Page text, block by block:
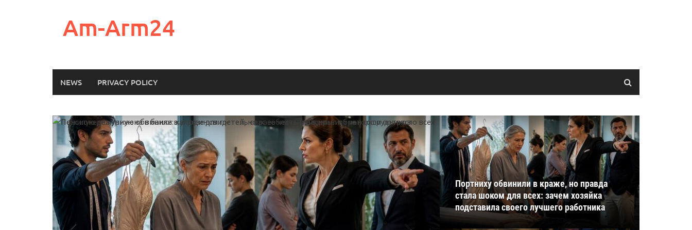
Am-Arm24
NEWS PRIVACY POLICY
Портниху обвинили в краже, но правда
стала шоком для всех: зачем хозяйка
подставила своего лучшего работника